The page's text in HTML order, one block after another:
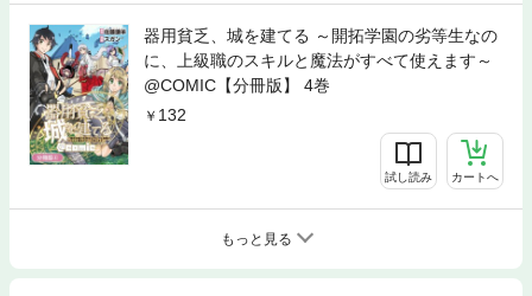
器用貧乏、城を建てる ～開拓学園の劣等生なの
に、上級職のスキルと魔法がすべて使えます～
@COMIC【分冊版】 4巻
132
試し読み カートへ
もっと見る